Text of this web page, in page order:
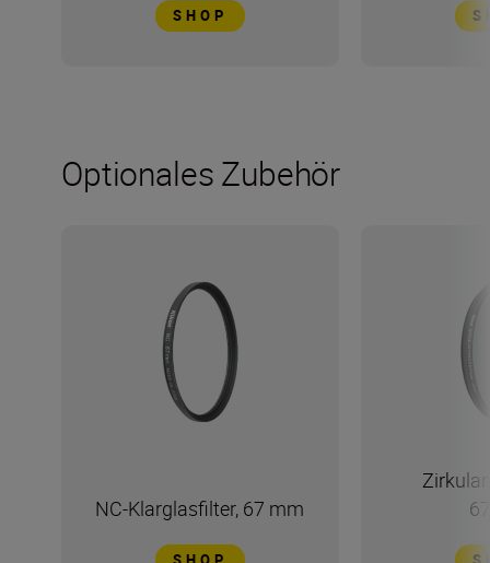
SHOP
Optionales Zubehör
NC-Klarglasfilter, 67 mm